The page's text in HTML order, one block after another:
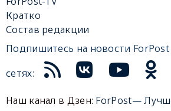
Кратко
Состав редакции
Подпишитесь на новости
сетях:
Наш канал в Дзен: ForPost—